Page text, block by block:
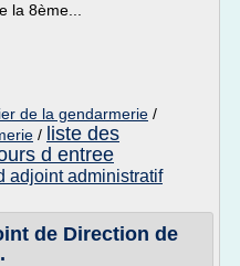
la 8ème...
de la gendarmerie /
/ liste des
d entree
adjoint administratif
de Direction de